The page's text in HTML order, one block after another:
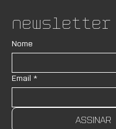
Newsletter
Nome
Email *
ASSINAR